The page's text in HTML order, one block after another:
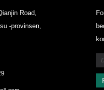
Road,
-provinsen,